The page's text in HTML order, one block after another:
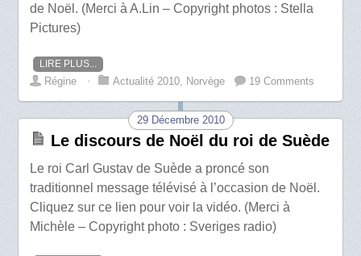
de Noël. (Merci à A.Lin – Copyright photos : Stella
Pictures)
LIRE PLUS...
Régine ⋅ Actualité 2010, Norvège 19 Comments
29 Décembre 2010
Le discours de Noël du roi de Suède
Le roi Carl Gustav de Suède a proncé son
traditionnel message télévisé à l’occasion de Noël.
Cliquez sur ce lien pour voir la vidéo. (Merci à
Michèle – Copyright photo : Sveriges radio)